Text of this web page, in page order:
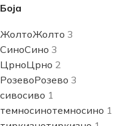
Боја
ЖолтоЖолто 3
СиноСино 3
ЦрноЦрно 2
РозевоРозево 3
сивосиво 1
темносинотемносино 1